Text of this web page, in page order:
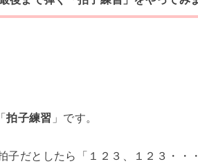
拍子練習 」です。
子だとしたら「１２３、１２３・・